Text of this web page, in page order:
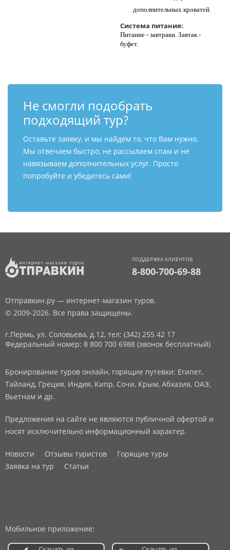
дополнительных кроватей.
Система питания:
Питание - завтраки. Завтак -
буфет.
Не смогли подобрать
подходящий тур?
Оставьте заявку, и мы найдем то, что Вам нужно.
Мы отвечаем быстро, не рассылаем спам и не
навязываем дополнительных услуг. Просто
попробуйте и убедитесь сами!
ПОДДЕРЖКА КЛИЕНТОВ
8-800-700-69-88
Отправкин.ру — интернет-магазин туров.
© 2009-2026. Все права защищены.
г.Пермь, ул. Соловьева, д.12, тел: (342) 255 42 17
Федеральный номер: 8 800 700 6988 (звонок бесплатный)
Бронирование туров онлайн, горящие путевки: Египет,
Тайланд, Греция, Индия, Кипр, Сочи, Крым, Абхазия, ОАЭ,
Вьетнам и др.
Предложения на сайте не являются публичной офертой и
носят исключительно информационный характер.
Новости Отзывы туристов
Горящие туры
Заявка на тур
Статьи
Мобильное приложение: